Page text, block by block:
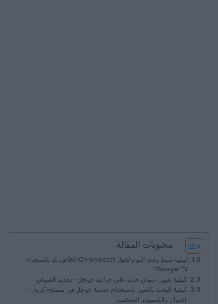
محتويات المقالة
كيفية ضبط وقت النوم لجهاز Chromecast الخاص بك باستخدام
Google TV؟
كيفية تعيين عنوان جديد على خرائط جوجل – تجديد العنوان
كيفية البحث بالصور باستخدام عدسة جوجل في متصفح كروم –
الجوال والكمبيوتر الشخصي